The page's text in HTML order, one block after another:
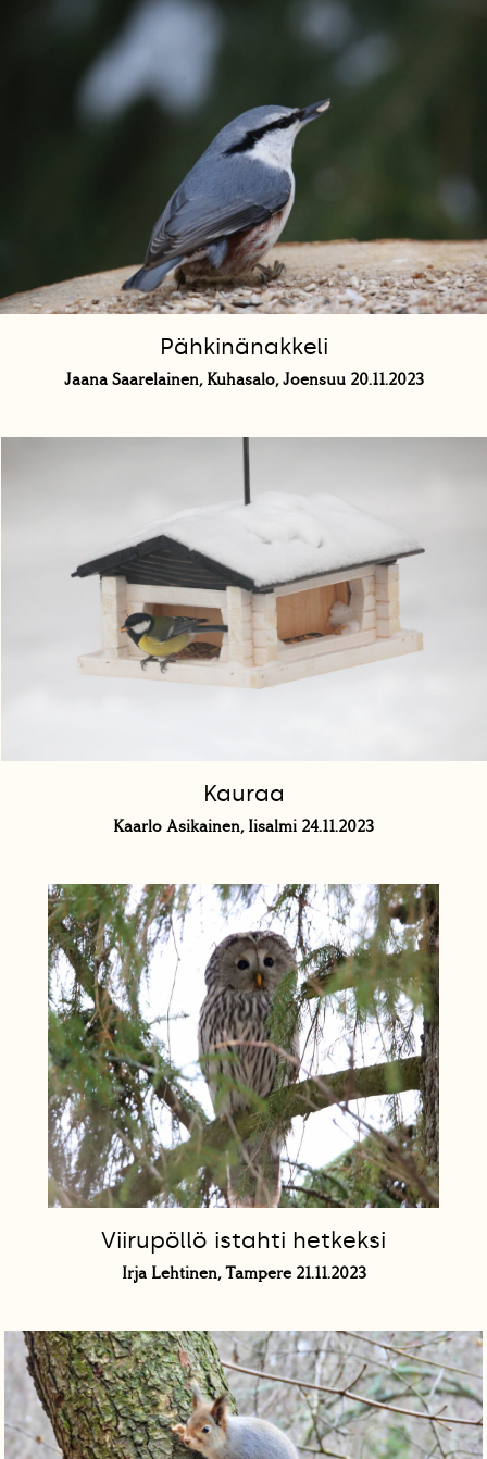
Pähkinänakkeli
Jaana Saarelainen, Kuhasalo, Joensuu 20.11.2023
Kauraa
Kaarlo Asikainen, Iisalmi 24.11.2023
Viirupöllö istahti hetkeksi
Irja Lehtinen, Tampere 21.11.2023